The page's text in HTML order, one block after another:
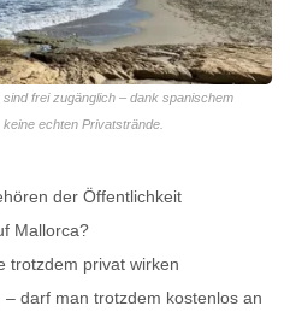
frei zugänglich – dank spanischem
echten Privatstrände.
der Öffentlichkeit
Mallorca?
trotzdem privat wirken
darf man trotzdem kostenlos an